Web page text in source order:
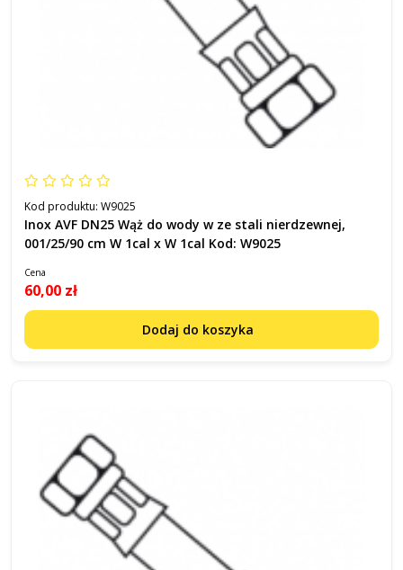
Kod produktu: W9025
Inox AVF DN25 Wąż do wody w ze stali nierdzewnej,
001/25/90 cm W 1cal x W 1cal Kod: W9025
Cena
60,00 zł
Dodaj do koszyka